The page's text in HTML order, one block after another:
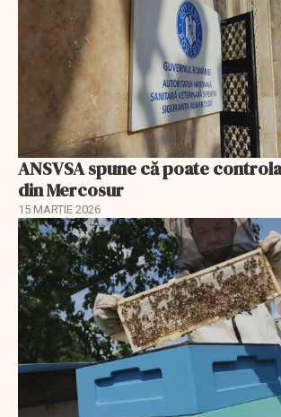
ANSVSA spune că poate
din Mercosur
15 MARTIE 2026